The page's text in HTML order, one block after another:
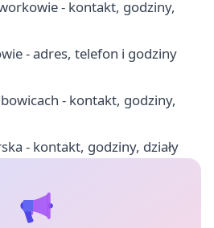
- kontakt, godziny,
- adres, telefon i godziny
- kontakt, godziny,
- kontakt, godziny, działy